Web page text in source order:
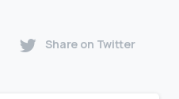
Share on Twitter